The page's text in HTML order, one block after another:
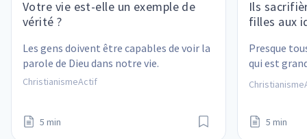
Votre vie est-elle un exemple de
vérité ?
Les gens doivent être capables de voir la
parole de Dieu dans notre vie.
ChristianismeActif
5 min
Ils
filles aux
Presque
qui est
enfants
5 min